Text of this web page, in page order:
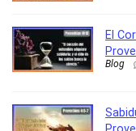
El
Blog